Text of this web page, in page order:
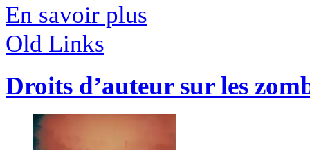
En savoir plus
Old Links
Droits d’auteur sur les